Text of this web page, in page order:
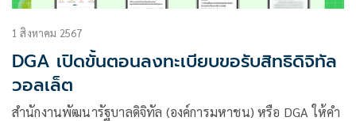
1 สิงหาคม 2567
DGA เปิดขั้นตอนลงทะเบียบขอรับสิทธิดิจิทัล
วอลเล็ต
สำนักงานพัฒนารัฐบาลดิจิทัล (องค์การมหาชน) หรือ DGA ให้คำ